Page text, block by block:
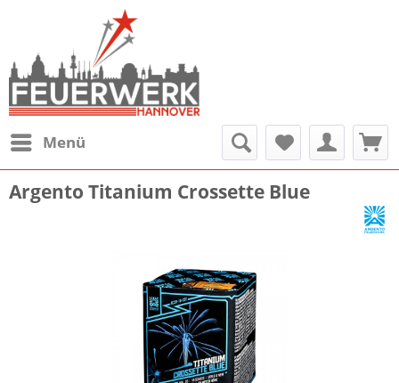
Menü
Argento Titanium Crossette Blue